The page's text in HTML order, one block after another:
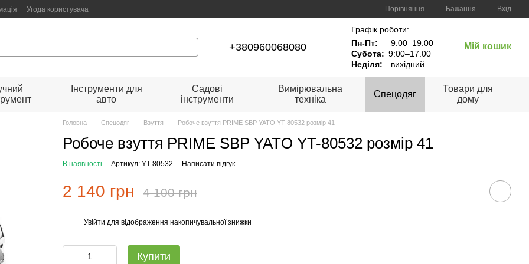
Угода користувача Порівняння Бажання Вхід
+380960068080
Графік роботи:
Пн-Пт:
9:00–19.00
Субота: 9:00–17.00
Неділя:
вихідний
Мій кошик
Інструменти для
авто
Садові
інструменти
Вимірювальна
техніка
Спецодяг
Товари для
дому
Головна Спецодяг Взуття Робоче взуття PRIME SBP YATO YT-80532 розмір 41
Робоче взуття PRIME SBP YATO YT-80532 розмір 41
В наявності Артикул: YT-80532 Написати відгук
2 140 грн 4 100 грн
Увійти для відображення накопичувальної знижки
Купити